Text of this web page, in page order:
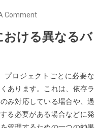
CommentOn
3
で
異
な
る
ける異なるバ
プロジェクトごとに必要な
あります。これは、依存ラ
み対応している場合や、過
る必要がある場合などに発